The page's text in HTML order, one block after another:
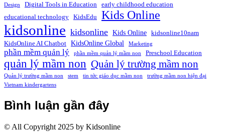
Design
Digital Tools in Education
early childhood education
educational technology
KidsEdu Kids Online
kidsonline kidsonline Kids Online
kidsonline10nam
KidsOnline AI Chatbot
KidsOnline Global Marketing
phần mềm quản lý phần mềm quản lý mầm non Preschool Education
quản lý mầm non Quản lý trường mầm non
Quản lý trường mầm non stem tin tức giáo dục mầm non
trường mầm non hiện đại
Vietnam kindergartens
Bình luận gần đây
© All Copyright 2025 by Kidsonline